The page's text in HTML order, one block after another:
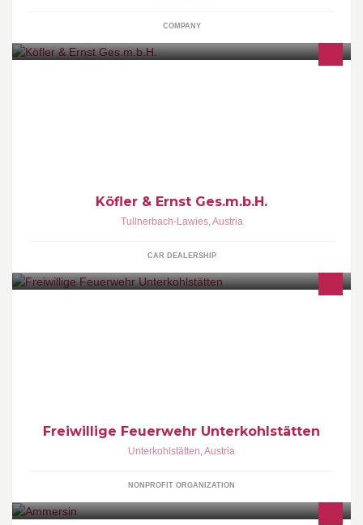
COMPANY
Köfler & Ernst Ges.m.b.H.
Tullnerbach-Lawies,Austria
CAR DEALERSHIP
Freiwillige Feuerwehr Unterkohlstätten
Unterkohlstätten,Austria
NONPROFIT ORGANIZATION